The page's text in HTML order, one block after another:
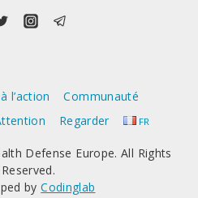
l’action
Communauté
Regarder FR
Defense Europe. All Rights
Reserved.
byCodinglab